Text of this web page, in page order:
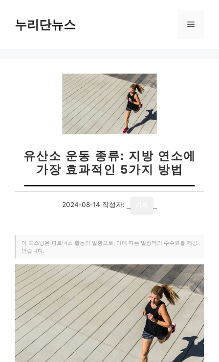
누리단뉴스 메
유산소 운동 종류: 지방 연소에
가장 효과적인 5가지 방법
2024-08-14 작성자:
이 포스팅은 파트너스 활동의 일환으로, 이에 따른 일정액의 수수료를 제공
받습니다.